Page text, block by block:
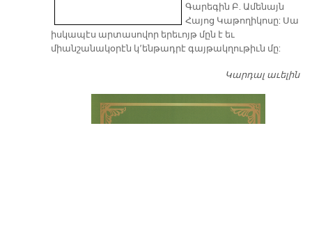
Գարեգին Բ. Ամենայն
Հայոց Կաթողիկոսը: Սա
իսկապէս արտասովոր երեւոյթ մըն է եւ
միանշանակօրէն կ՚ենթադրէ գայթակղութիւն մը:
Կարդալ աւելին